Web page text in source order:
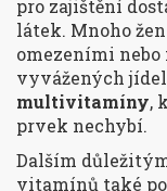
pro zajištění
látek. Mnoho
omezeními
vyvážených jídel
multivitamíny,
prvek nechybí.
Dalším
vitamínů také